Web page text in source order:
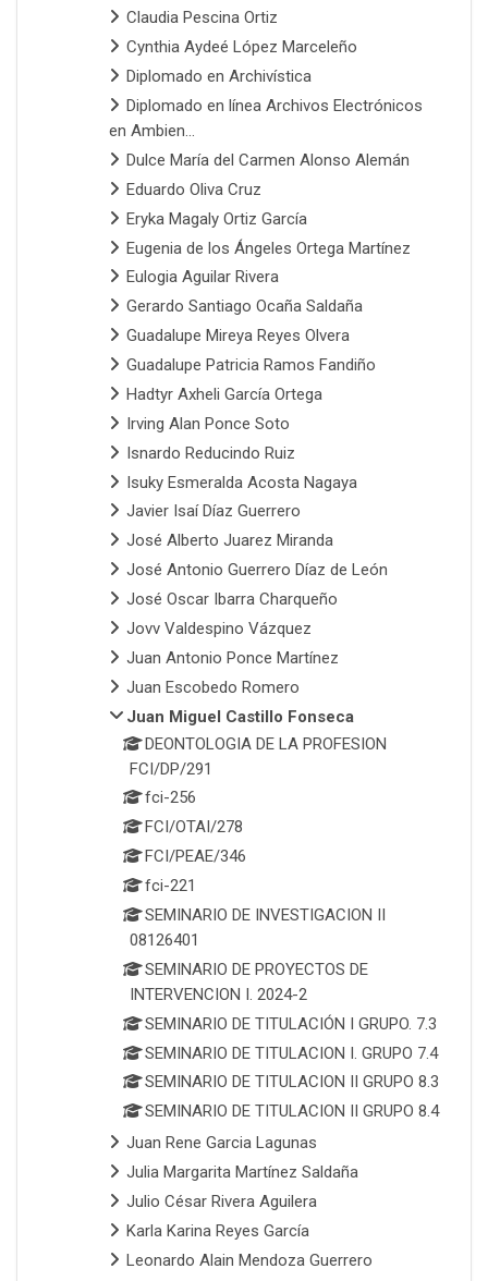
Claudia Pescina Ortiz
Cynthia Aydeé López Marceleño
Diplomado en Archivística
Diplomado en línea Archivos Electrónicos
en Ambien...
Dulce María del Carmen Alonso Alemán
Eduardo Oliva Cruz
Eryka Magaly Ortiz García
Eugenia de los Ángeles Ortega Martínez
Eulogia Aguilar Rivera
Gerardo Santiago Ocaña Saldaña
Guadalupe Mireya Reyes Olvera
Guadalupe Patricia Ramos Fandiño
Hadtyr Axheli García Ortega
Irving Alan Ponce Soto
Isnardo Reducindo Ruiz
Isuky Esmeralda Acosta Nagaya
Javier Isaí Díaz Guerrero
José Alberto Juarez Miranda
José Antonio Guerrero Díaz de León
José Oscar Ibarra Charqueño
Jovv Valdespino Vázquez
Juan Antonio Ponce Martínez
Juan Escobedo Romero
Juan Miguel Castillo Fonseca
DEONTOLOGIA DE LA PROFESION
FCI/DP/291
fci-256
FCI/OTAI/278
FCI/PEAE/346
fci-221
SEMINARIO DE INVESTIGACION II
08126401
SEMINARIO DE PROYECTOS DE
INTERVENCION I. 2024-2
SEMINARIO DE TITULACIÓN I GRUPO. 7.3
SEMINARIO DE TITULACION I. GRUPO 7.4
SEMINARIO DE TITULACION II GRUPO 8.3
SEMINARIO DE TITULACION II GRUPO 8.4
Juan Rene Garcia Lagunas
Julia Margarita Martínez Saldaña
Julio César Rivera Aguilera
Karla Karina Reyes García
Leonardo Alain Mendoza Guerrero